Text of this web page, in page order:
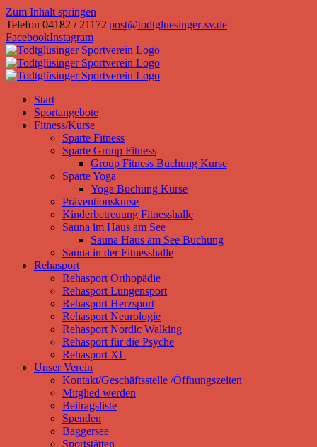
Zum Inhalt springen
Telefon 04182 / 21172|post@todtgluesinger-sv.de
FacebookInstagram
Start
Sportangebote
Fitness/Kurse
Sparte Fitness
Sparte Group Fitness
Group Fitness Buchung Kurse
Sparte Yoga
Yoga Buchung Kurse
Präventionskurse
Kinderbetreuung Fitnesshalle
Sauna im Haus am See
Sauna Haus am See Buchung
Sauna in der Fitnesshalle
Rehasport
Rehasport Orthopädie
Rehasport Lungensport
Rehasport Herzsport
Rehasport Neurologie
Rehasport Nordic Walking
Rehasport für die Psyche
Rehasport XL
Unser Verein
Kontakt/Geschäftsstelle /Öffnungszeiten
Mitglied werden
Beitragsliste
Spenden
Baggersee
Sportstätten